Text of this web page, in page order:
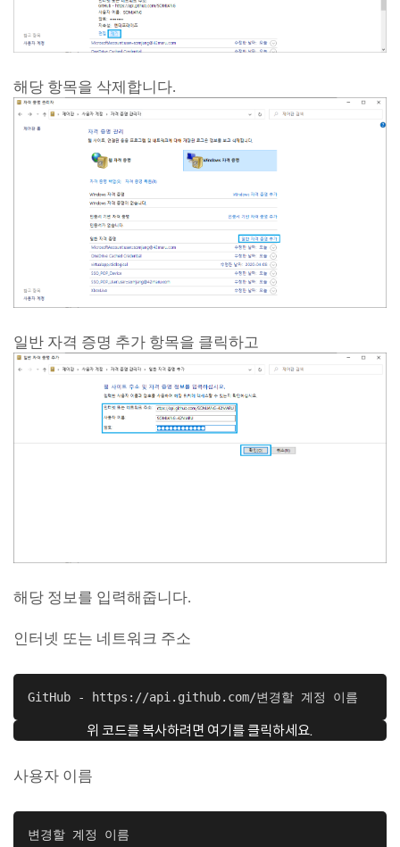
해당 항목을 삭제합니다.
일반 자격 증명 추가 항목을 클릭하고
해당 정보를 입력해줍니다.
인터넷 또는 네트워크 주소
GitHub - https://api.github.com/변경할 계정 이름
위 코드를 복사하려면 여기를 클릭하세요.
사용자 이름
변경할 계정 이름